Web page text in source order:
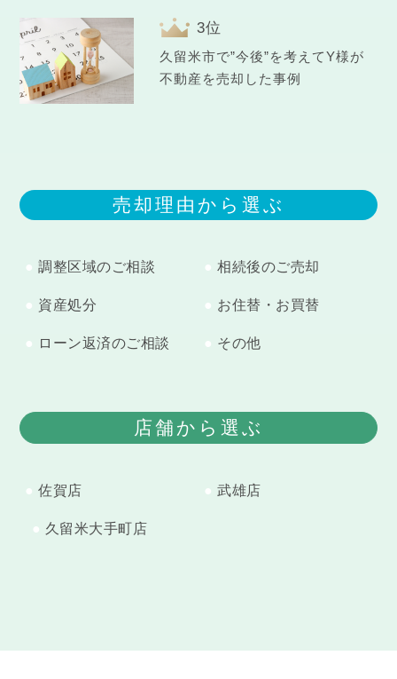
久留米市で”今後”を考えてY様が
不動産を売却した事例
売却理由から選ぶ
調整区域のご相談 相続後のご売却
資産処分 お住替・お買替
ローン返済のご相談 その他
店舗から選ぶ
佐賀店 武雄店
久留米大手町店